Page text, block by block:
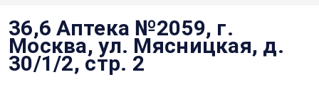
36,6 Аптека №2059, г.
Москва, ул. Мясницкая, д.
30/1/2, стр. 2